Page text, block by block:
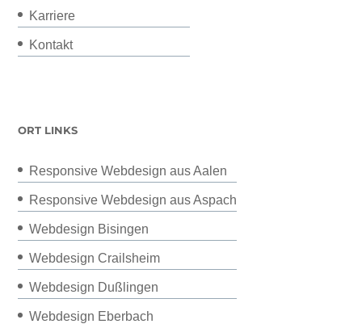
Karriere
Kontakt
ORT LINKS
Responsive Webdesign aus Aalen
Responsive Webdesign aus Aspach
Webdesign Bisingen
Webdesign Crailsheim
Webdesign Dußlingen
Webdesign Eberbach